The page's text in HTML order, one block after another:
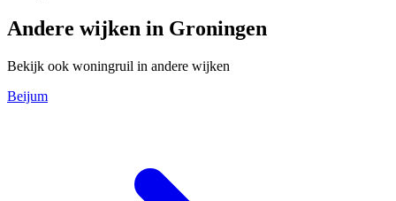
Andere wijken in Groningen
Bekijk ook woningruil in andere wijken
Beijum